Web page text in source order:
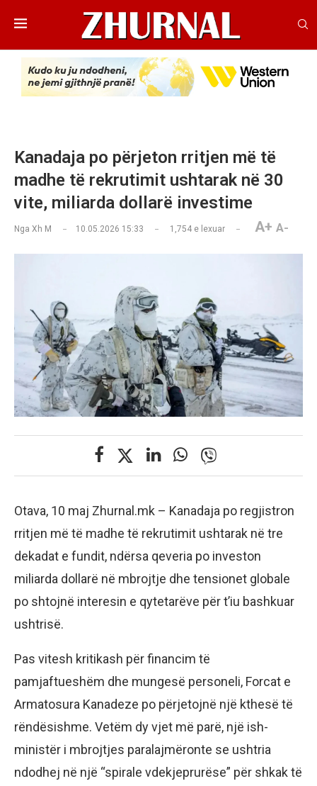
Kanadaja po përjeton rritjen më të
madhe të rekrutimit ushtarak në 30
vite, miliarda dollarë investime
Nga Xh M 10.05.2026 15:33 1,754 e lexuar A+ A-
Otava, 10 maj Zhurnal.mk – Kanadaja po regjistron
rritjen më të madhe të rekrutimit ushtarak në tre
dekadat e fundit, ndërsa qeveria po investon
miliarda dollarë në mbrojtje dhe tensionet globale
po shtojnë interesin e qytetarëve për t’iu bashkuar
ushtrisë.
Pas vitesh kritikash për financim të
pamjaftueshëm dhe mungesë personeli, Forcat e
Armatosura Kanadeze po përjetojnë një kthesë të
rëndësishme. Vetëm dy vjet më parë, një ish-
ministër i mbrojtjes paralajmëronte se ushtria
ndodhej në një “spirale vdekjeprurëse” për shkak të